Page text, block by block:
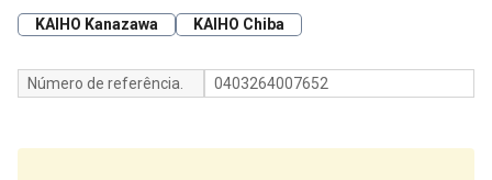
KAIHO Kanazawa KAIHO Chiba
Número de referência. 0403264007652